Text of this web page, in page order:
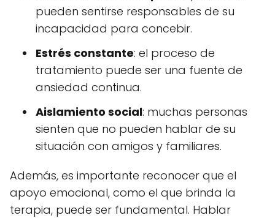
pueden sentirse responsables de su
incapacidad para concebir.
Estrés constante: el proceso de
tratamiento puede ser una fuente de
ansiedad continua.
Aislamiento social: muchas personas
sienten que no pueden hablar de su
situación con amigos y familiares.
Además, es importante reconocer que el
apoyo emocional, como el que brinda la
terapia, puede ser fundamental. Hablar